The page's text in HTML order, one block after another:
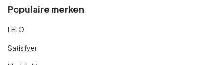
Populaire merken
LELO
Satisfyer